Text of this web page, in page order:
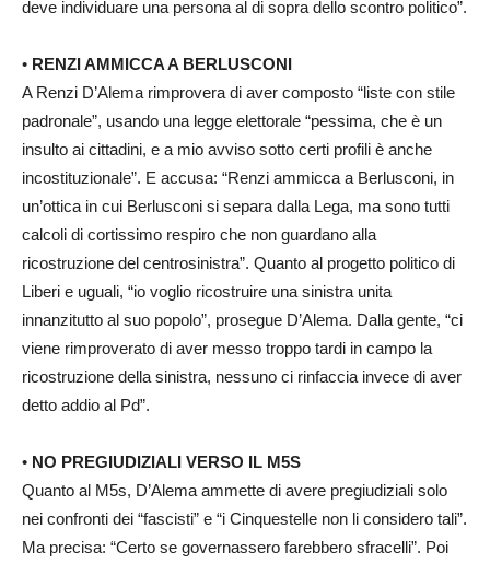
deve individuare una persona al di sopra dello scontro politico”.
• RENZI AMMICCA A BERLUSCONI
A Renzi D’Alema rimprovera di aver composto “liste con stile
padronale”, usando una legge elettorale “pessima, che è un
insulto ai cittadini, e a mio avviso sotto certi profili è anche
incostituzionale”. E accusa: “Renzi ammicca a Berlusconi, in
un’ottica in cui Berlusconi si separa dalla Lega, ma sono tutti
calcoli di cortissimo respiro che non guardano alla
ricostruzione del centrosinistra”. Quanto al progetto politico di
Liberi e uguali, “io voglio ricostruire una sinistra unita
innanzitutto al suo popolo”, prosegue D’Alema. Dalla gente, “ci
viene rimproverato di aver messo troppo tardi in campo la
ricostruzione della sinistra, nessuno ci rinfaccia invece di aver
detto addio al Pd”.
• NO PREGIUDIZIALI VERSO IL M5S
Quanto al M5s, D’Alema ammette di avere pregiudiziali solo
nei confronti dei “fascisti” e “i Cinquestelle non li considero tali”.
Ma precisa: “Certo se governassero farebbero sfracelli”. Poi